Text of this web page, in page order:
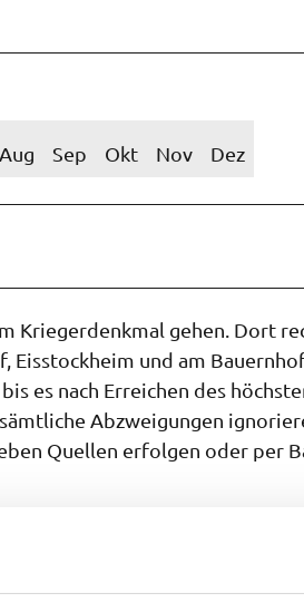
Aug Sep Okt Nov Dez
Kriegerdenkmal gehen. Dort
Eisstockheim und am
es nach Erreichen des
Abzweigungen
Quellen erfolgen oder per